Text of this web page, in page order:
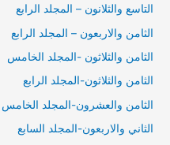
التاسع والثلانون – المجلد الرابع
الثامن والاربعون – المجلد الرابع
الثامن والثلاثون -المجلد الخامس
الثامن والثلاثون-المجلد الرابع
الثامن والعشرون-المجلد الخامس
الثاني والاربعون-المجلد السابع